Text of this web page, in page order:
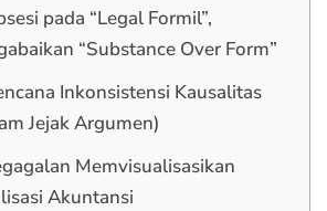
pada “Legal Formil”,
“Substance Over Form”
Inkonsistensi Kausalitas
Jejak Argumen)
Memvisualisasikan
Akuntansi